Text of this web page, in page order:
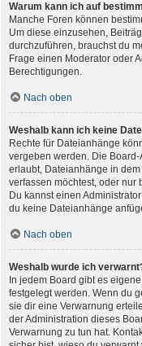
Warum kann ich auf
Manche Foren können
Um diese einzusehen,
durchzuführen, brauchst du
Frage einen Moderator oder
Berechtigungen.
Nach oben
Weshalb kann ich keine
Rechte für Dateianhänge
vergeben werden. Die
erlaubt, Dateianhänge in
verfassen möchtest, oder nur
Du kannst einen
du keine Dateianhänge
Nach oben
Weshalb wurde ich
In jedem Board gibt es
festgelegt werden. Wenn du
sie dir eine Verwarnung
der Administration dieses
Verwarnung zu tun hat.